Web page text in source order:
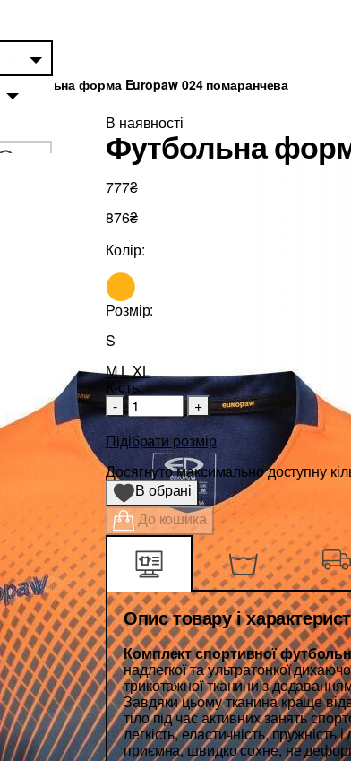
Футбольна форма Europaw 024 помаранчева
В наявності
Футбольна
777₴
876₴
Колір:
Розмір:
S
MLXL
К-сть:
-
+
Підібрати розмір
Досягнуто максимально доступну
В обрані
До кошика
Опис товару і
Комплект спортивної
надлегкої та ультратонкої
трикотажної тканини з
Завдяки цьому тканина краще
тіло під час активних занять
легкість, еластичність, пружність
приємна, швидко сохне, не